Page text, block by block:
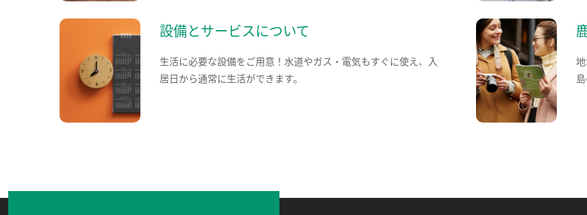
設備とサービスについて
生活に必要な設備をご用意！水道やガス・電気もすぐに使え、入
居日から通常に生活ができます。